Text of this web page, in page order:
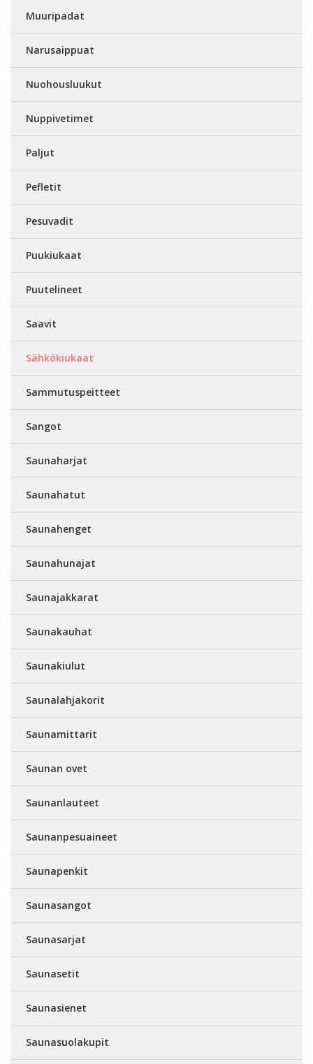
Muuripadat
Narusaippuat
Nuohousluukut
Nuppivetimet
Paljut
Pefletit
Pesuvadit
Puukiukaat
Puutelineet
Saavit
Sähkökiukaat
Sammutuspeitteet
Sangot
Saunaharjat
Saunahatut
Saunahenget
Saunahunajat
Saunajakkarat
Saunakauhat
Saunakiulut
Saunalahjakorit
Saunamittarit
Saunan ovet
Saunanlauteet
Saunanpesuaineet
Saunapenkit
Saunasangot
Saunasarjat
Saunasetit
Saunasienet
Saunasuolakupit